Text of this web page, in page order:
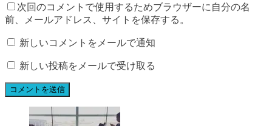
次回のコメントで使用するためブラウザーに自分の名
前、メールアドレス、サイトを保存する。
新しいコメントをメールで通知
新しい投稿をメールで受け取る